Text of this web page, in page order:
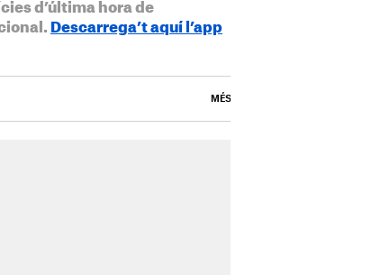
d’última hora de
Descarrega’t aquí l’app
MÉS